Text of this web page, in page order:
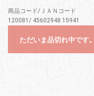
商品コード/ＪＡＮコード
120081/ 45602948 15941
ただいま品切れ中です。